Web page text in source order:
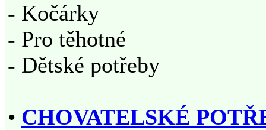
- Kočárky
- Pro těhotné
- Dětské potřeby
• CHOVATELSKÉ